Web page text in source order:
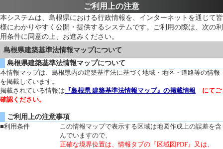
ご利用上の注意
本システムは、島根県における行政情報を、インターネットを通じて皆
様にわかりやすく公開・提供するシステムです。ご利用の際は、次の利
用条件に同意の上、お進みください。
島根県建築基準法情報マップについて
島根県建築基準法情報マップについて
本情報マップは、島根県内の建築基準法に基づく地域・地区・道路等の情報
を掲載しています。
掲載されている情報は 『島根県 建築基準法情報マップ』の掲載情報 にてご
確認ください。
ご利用上の注意事項
■利用条件
この情報マップで表示する区域は地図作成上の誤差を含
んでいますので、
正確な境界位置は、情報タブの『区域図PDF』又は、